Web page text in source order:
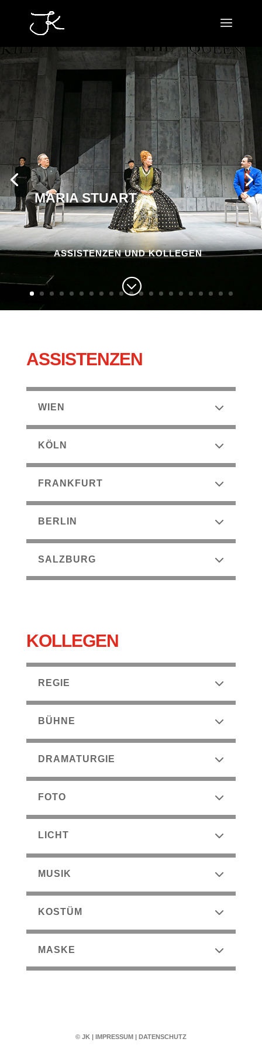
MARIA STUART
ASSISTENZEN UND KOLLEGEN
;
ASSISTENZEN
WIEN
KÖLN
FRANKFURT
BERLIN
SALZBURG
KOLLEGEN
REGIE
BÜHNE
DRAMATURGIE
FOTO
LICHT
MUSIK
KOSTÜM
MASKE
© JK | IMPRESSUM| DATENSCHUTZ